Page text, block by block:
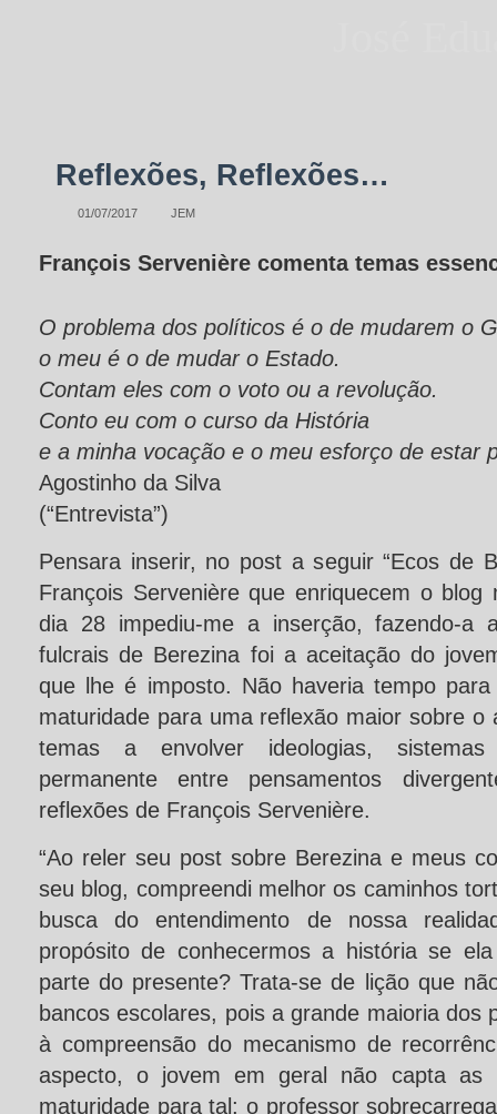
Reflexões, Reflexões…
01/07/2017 JEM
François Servenière comenta temas
O problema dos políticos é o de mudarem o
o meu é o de mudar o Estado.
Contam eles com o voto ou a revolução.
Conto eu com o curso da História
e a minha vocação e o meu esforço de estar
Agostinho da Silva
(“Entrevista”)
Pensara inserir, no post a seguir “Ecos de
François Servenière que enriquecem o blog
dia 28 impediu-me a inserção, fazendo-a
fulcrais de Berezina foi a aceitação do
que lhe é imposto. Não haveria tempo
maturidade para uma reflexão maior sobre o
temas a envolver ideologias,
permanente entre pensamentos
reflexões de François Servenière.
“Ao reler seu post sobre Berezina e meus
seu blog, compreendi melhor os caminhos
busca do entendimento de nossa
propósito de conhecermos a história se
parte do presente? Trata-se de lição que
bancos escolares, pois a grande maioria dos
à compreensão do mecanismo de
aspecto, o jovem em geral não capta as
maturidade para tal; o professor